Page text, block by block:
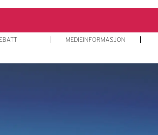
MEDIEINFORMASJON